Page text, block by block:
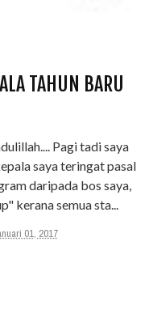
TAHUN BARU
saya teringat pasal
daripada bos saya,
kerana semua sta...
01, 2017